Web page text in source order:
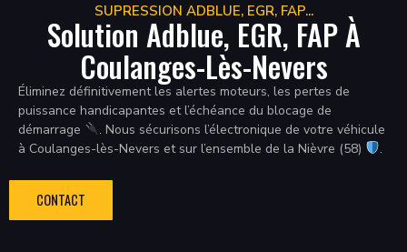
SUPRESSION ADBLUE, EGR, FAP...
Solution Adblue, EGR, FAP À
Coulanges-Lès-Nevers
Éliminez définitivement les alertes moteurs, les pertes de
puissance handicapantes et l’échéance du blocage de
démarrage
. Nous sécurisons l’électronique de votre véhicule
à Coulanges-lès-Nevers et sur l’ensemble de la Nièvre (58)
.
CONTACT